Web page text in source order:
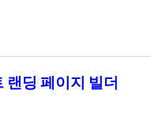
랜딩 페이지 빌더